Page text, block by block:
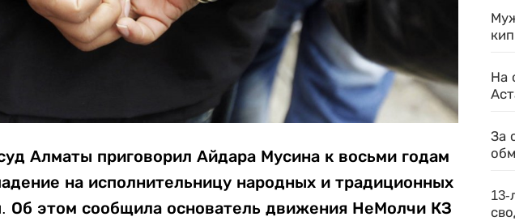
Алматы приговорил Айдара Мусина к восьми годам
на исполнительницу народных и традиционных
Об этом сообщила основатель движения НеМолчи КЗ
На
За
13-